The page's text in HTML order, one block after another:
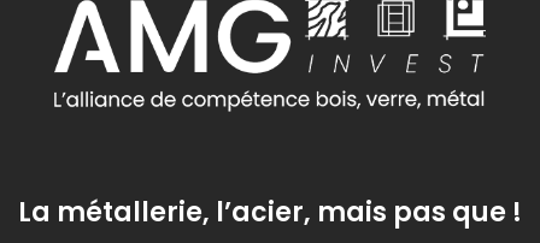
La métallerie, l’acier, mais pas que !